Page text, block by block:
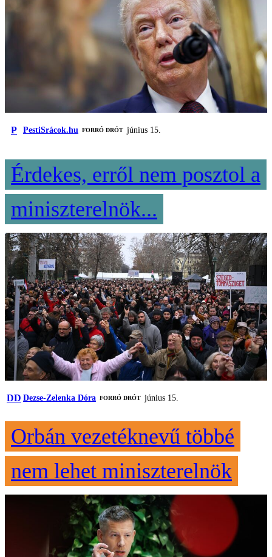
P PestiSrácok.hu FORRÓ DRÓT június 15.
Érdekes, erről nem posztol a
miniszterelnök...
DD Dezse-Zelenka Dóra FORRÓ DRÓT június 15.
Orbán vezetéknevű többé
nem lehet miniszterelnök